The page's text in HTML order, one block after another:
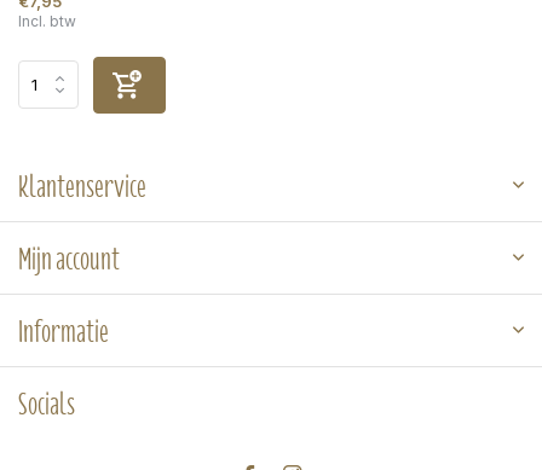
Incl. btw
Klantenservice
Mijn account
Informatie
Socials